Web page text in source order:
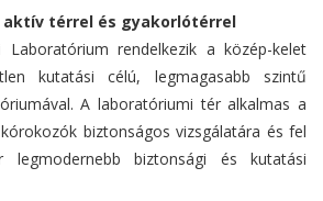
aktív térrel és gyakorlótérrel
rendelkezik a közép-kelet
kutatási célú, legmagasabb szintű
A laboratóriumi tér alkalmas a
biztonságos vizsgálatára és fel
biztonsági és kutatási